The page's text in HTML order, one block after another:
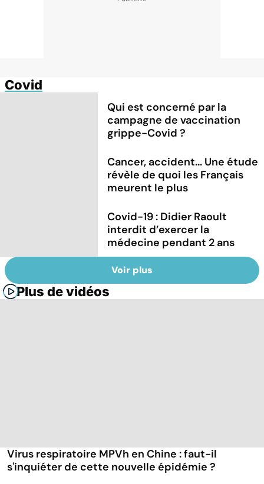
Covid
Qui est concerné par la
campagne de vaccination
grippe-Covid ?
Cancer, accident... Une étude
révèle de quoi les Français
meurent le plus
Covid-19 : Didier Raoult
interdit d’exercer la
médecine pendant 2 ans
Voir plus
Plus de vidéos
Virus respiratoire MPVh en Chine : faut-il
s'inquiéter de cette nouvelle épidémie ?